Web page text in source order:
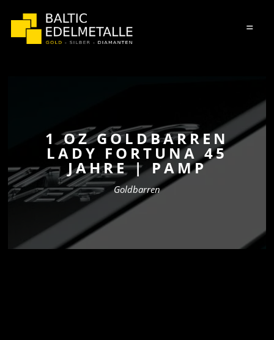
=
1 OZ GOLDBARREN
LADY FORTUNA 45
JAHRE | PAMP
Goldbarren